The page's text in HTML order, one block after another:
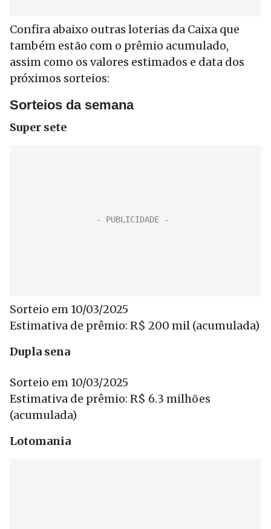
Confira abaixo outras loterias da Caixa que
também estão com o prêmio acumulado,
assim como os valores estimados e data dos
próximos sorteios:
Sorteios da semana
Super sete
Sorteio em 10/03/2025
Estimativa de prêmio: R$ 200 mil (acumulada)
Dupla sena
Sorteio em 10/03/2025
Estimativa de prêmio: R$ 6.3 milhões
(acumulada)
Lotomania